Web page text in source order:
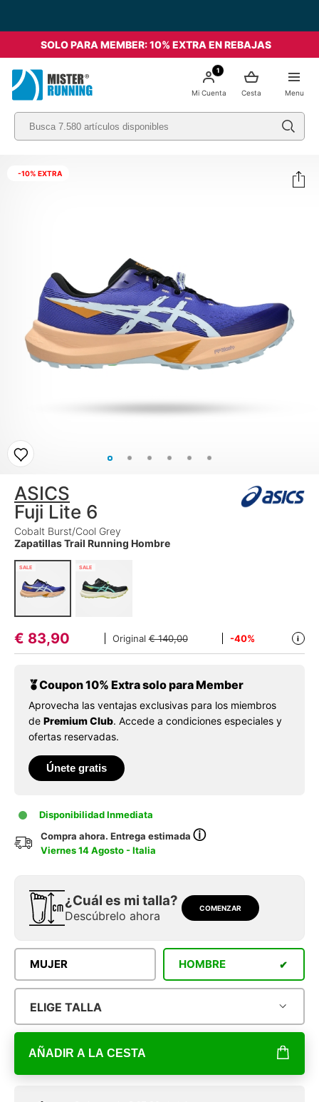
SOLO PARA MEMBER: 10% EXTRA EN REBAJAS
Menu
Cesta
1
Mi Cuenta
-10% EXTRA
ASICS
Fuji Lite 6
Cobalt Burst/Cool Grey
Zapatillas Trail Running Hombre
SALE SALE
€ 83,90 Original€ 140,00 -40% i
Coupon 10% Extra solo para Member
Aprovecha las ventajas exclusivas para los miembros
de Premium Club. Accede a condiciones especiales y
ofertas reservadas.
Únete gratis
Disponibilidad Inmediata
Compra ahora. Entrega estimadaⓘ
Viernes 14 Agosto - Italia
¿Cuál es mi talla?
Descúbrelo ahora
COMENZAR
MUJER HOMBRE
ELIGE TALLA
AÑADIR A LA CESTA